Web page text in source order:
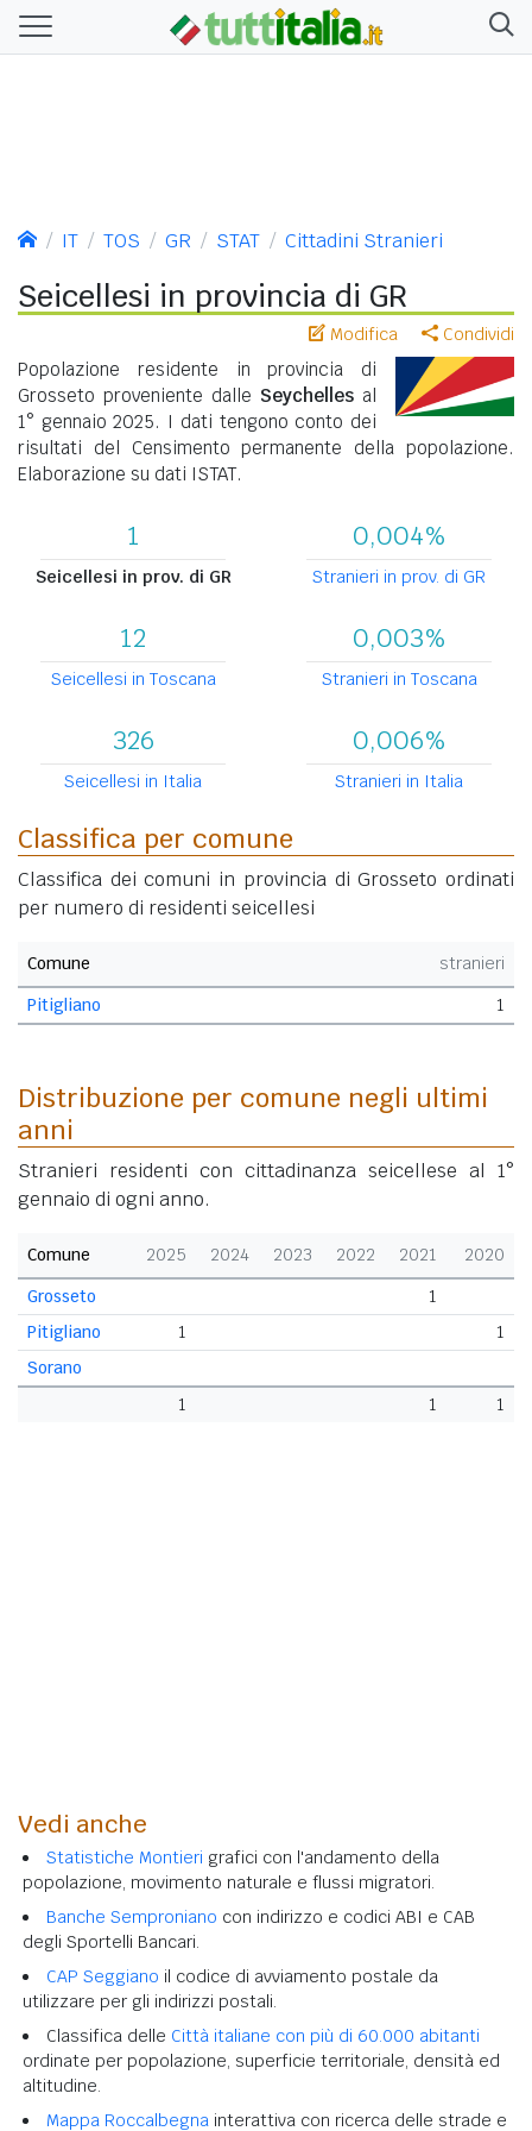
IT TOS GR STAT Cittadini Stranieri
Seicellesi in provincia di GR
Modifica Condividi
Popolazione residente in provincia di
Grosseto proveniente dalle Seychelles al
1° gennaio 2025. I dati tengono conto dei
risultati del Censimento permanente della popolazione.
Elaborazione su dati ISTAT.
1
Seicellesi in prov. di GR
0,004%
Stranieri in prov. di GR
12
Seicellesi in Toscana
0,003%
Stranieri in Toscana
326
Seicellesi in Italia
0,006%
Stranieri in Italia
Classifica per comune
Classifica dei comuni in provincia di Grosseto ordinati
per numero di residenti seicellesi
Comune
stranieri
Pitigliano
1
Distribuzione per comune negli ultimi
anni
Stranieri residenti con cittadinanza seicellese al 1°
gennaio di ogni anno.
Comune 2025 2024 2023 2022 2021
2020
Grosseto
1
Pitigliano
1
1
Sorano
1
1 1
Vedi anche
Statistiche Montieri grafici con l'andamento della
popolazione, movimento naturale e flussi migratori.
Banche Semproniano con indirizzo e codici ABI e CAB
degli Sportelli Bancari.
CAP Seggiano il codice di avviamento postale da
utilizzare per gli indirizzi postali.
Classifica delle Città italiane con più di 60.000 abitanti
ordinate per popolazione, superficie territoriale, densità ed
altitudine.
Mappa Roccalbegna interattiva con ricerca delle strade e